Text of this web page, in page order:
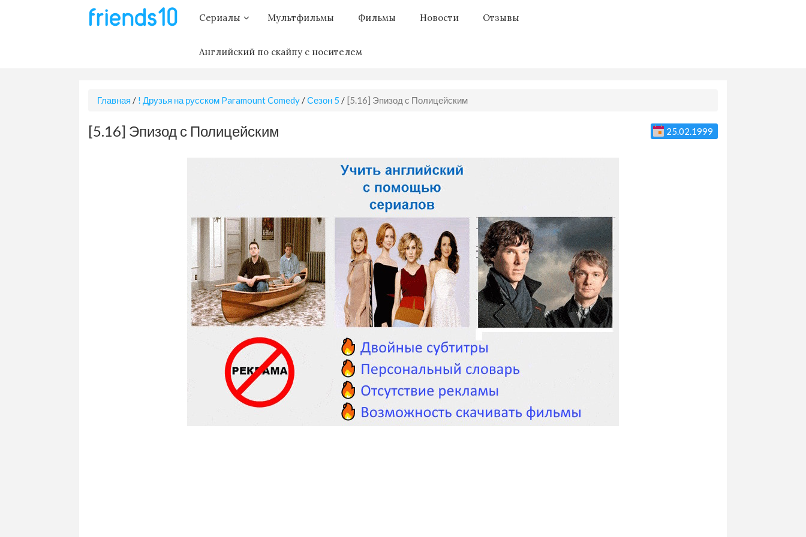
Сериалы Мультфильмы Фильмы Новости Отзывы
Английский по скайпу с носителем
Главная / ! Друзья на русском Paramount Comedy /Сезон 5 / [5.16] Эпизод с Полицейским
[5.16] Эпизод с Полицейским 25.02.1999